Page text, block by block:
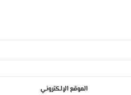
الموقع الإلكتروني